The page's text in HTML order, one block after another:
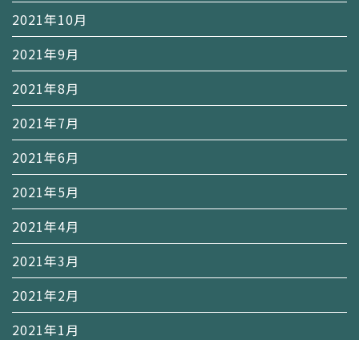
2021年10月
2021年9月
2021年8月
2021年7月
2021年6月
2021年5月
2021年4月
2021年3月
2021年2月
2021年1月